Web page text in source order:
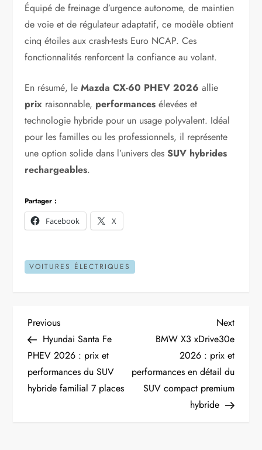
Équipé de freinage d’urgence autonome, de maintien
de voie et de régulateur adaptatif, ce modèle obtient
cinq étoiles aux crash-tests Euro NCAP. Ces
fonctionnalités renforcent la confiance au volant.
En résumé, leMazda CX-60 PHEV 2026 allie
prix raisonnable, performances élevées et
technologie hybride pour un usage polyvalent. Idéal
pour les familles ou les professionnels, il représente
une option solide dans l’univers desSUV hybrides
rechargeables.
Partager :
Facebook
X
VOITURES ÉLECTRIQUES
N
a
v
Previous
Post
Previous
Hyundai Santa Fe
PHEV 2026 : prix et
performances du SUV
hybride familial 7 places
Next
Post
Next
BMW X3 xDrive30e
2026 : prix et
performances en détail du
SUV compact premium
hybride